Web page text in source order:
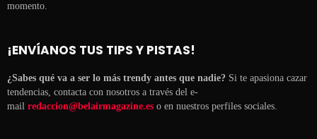
momento.
¡ENVÍANOS TUS TIPS Y PISTAS!
¿Sabes qué va a ser lo más trendy antes que nadie? Si te apasiona cazar
tendencias, contacta con nosotros a través del e-
mail redaccion@belairmagazine.es o en nuestros perfiles sociales.